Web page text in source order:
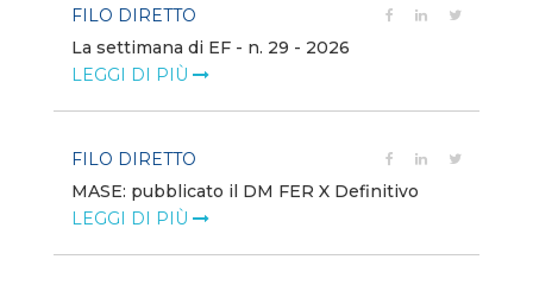
FILO DIRETTO
La settimana di EF - n. 29 - 2026
LEGGI DI PIÙ
FILO DIRETTO
MASE: pubblicato il DM FER X Definitivo
LEGGI DI PIÙ